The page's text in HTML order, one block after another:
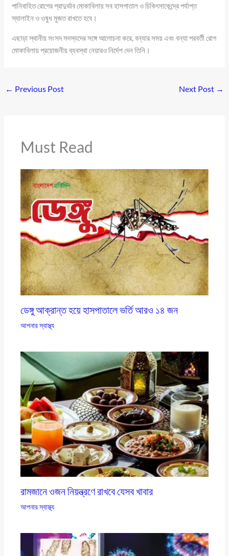
পানিবাহিত রোগের প্রাদুর্ভাব মোকাবিলায় সব হাসপাতাল ও চিকিৎসাকেন্দ্রে পর্যাপ্ত
স্যালাইন ও ওষুধ মুজত রাখতে হবে।
এছাড়া স্থানীয় সংসদ সদস্যদের সঙ্গে আলোচনা করে, বন্যার সময় এবং বন্যা পরবর্তী রোগ
মোকাবিলায় প্রয়োজনীয় ব্যবস্থা নেয়ারও নির্দেশ দেন তিনি।
← Previous Post Next Post →
Must Read
ডেঙ্গু আক্রান্ত হয়ে হাসপাতালে ভর্তি আরও ১৪ জন
আপনার স্বাস্থ্য
রামজানে ওজন নিয়ন্ত্রণে রাখবে যেসব খাবার
আপনার স্বাস্থ্য